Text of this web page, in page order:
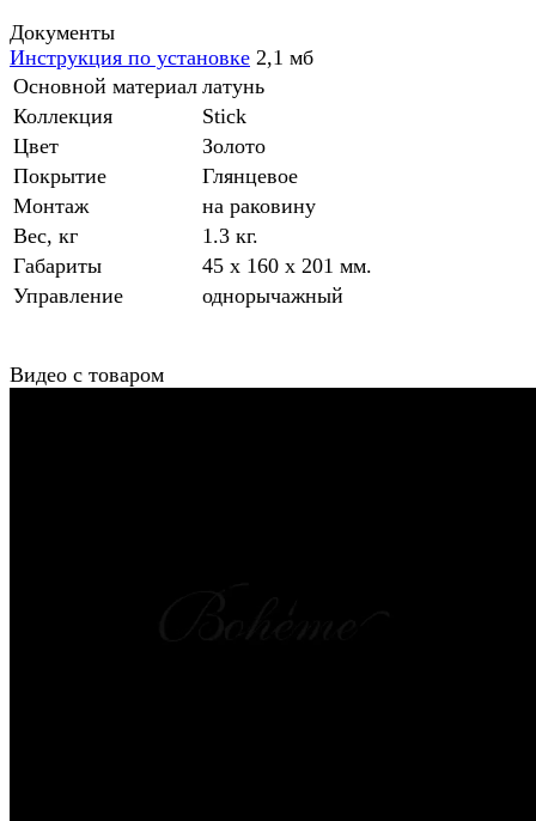
Документы
Инструкция по установке 2,1 мб
Основной материал латунь
Коллекция
Stick
Цвет
Золото
Покрытие
Глянцевое
Монтаж
на раковину
Вес, кг
1.3 кг.
Габариты
45 x 160 x 201 мм.
Управление
однорычажный
Видео с товаром